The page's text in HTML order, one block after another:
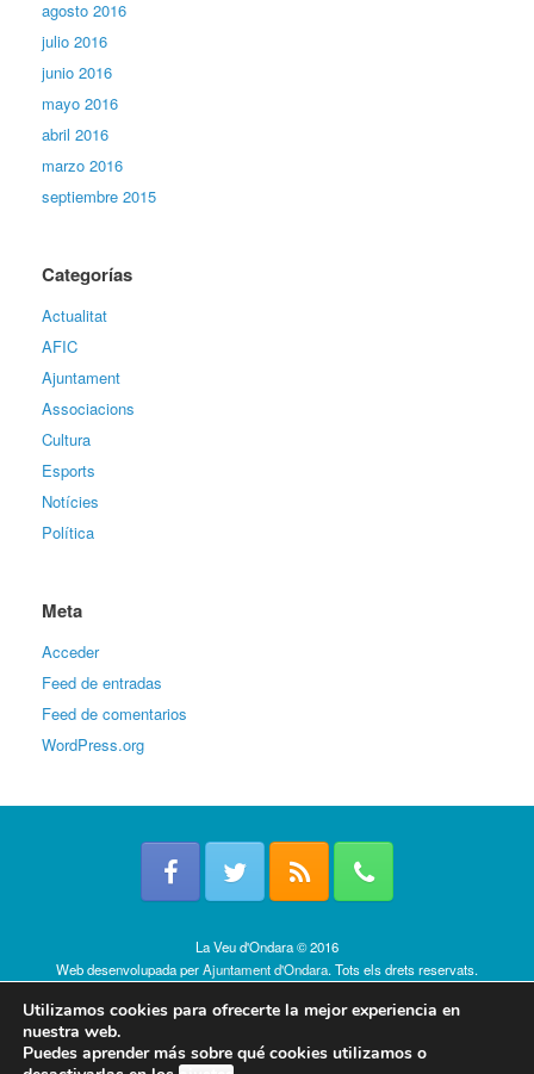
agosto 2016
julio 2016
junio 2016
mayo 2016
abril 2016
marzo 2016
septiembre 2015
Categorías
Actualitat
AFIC
Ajuntament
Associacions
Cultura
Esports
Notícies
Política
Meta
Acceder
Feed de entradas
Feed de comentarios
WordPress.org
La Veu d'Ondara © 2016
Web desenvolupada perAjuntament d'Ondara. Tots els drets reservats.
Utilizamos cookies para ofrecerte la mejor experiencia en
nuestra web.
Puedes aprender más sobre qué cookies utilizamos o